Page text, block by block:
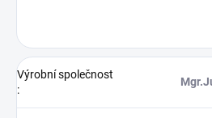
Výrobní společnost
: